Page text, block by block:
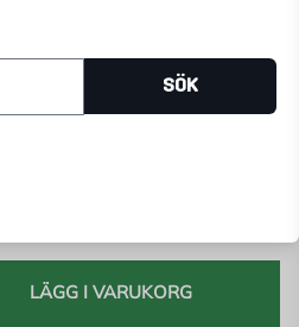
SÖK
LÄGG I VARUKORG